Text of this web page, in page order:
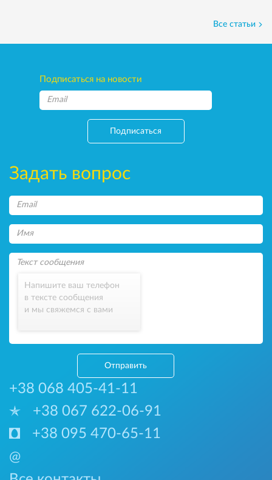
Все статьи
Подписаться на новости
Подписаться
Задать вопрос
Напишите ваш телефон
в тексте сообщения
и мы свяжемся с вами
Отправить
+38 068 405-41-11
+38 067 622-06-91
+38 095 470-65-11
@